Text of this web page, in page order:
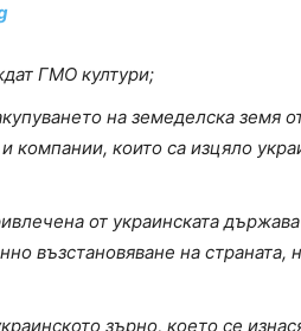
ГМО култури;
на земеделска земя
компании, които са изцяло
от украинската
възстановяване на страната,
зърно, което се